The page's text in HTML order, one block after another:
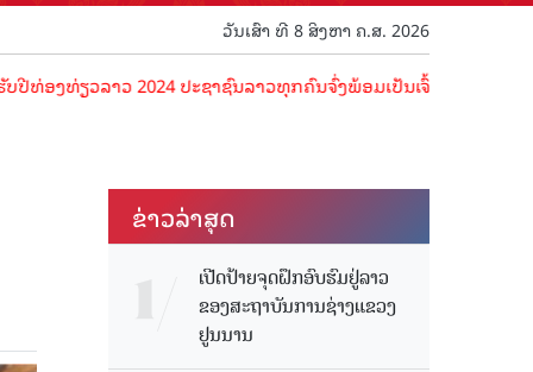
ວັນເສົາ ທີ 8 ສິງຫາ ຄ.ສ. 2026
ວລາວ 2024 ປະຊາຊົນລາວທຸກຄົນຈົ່ງພ້ອມເປັນເຈົ້າພາບທີ່ດີ ຕ້ອນຮັບນັ
ຂ່າວ​ລ່າ​ສຸດ
ເປີດປ້າຍຈຸດຝຶກອົບຮົມຢູ່ລາວ
ຂອງສະຖາບັນການຊ່າງແຂວງ
ຢູນນານ